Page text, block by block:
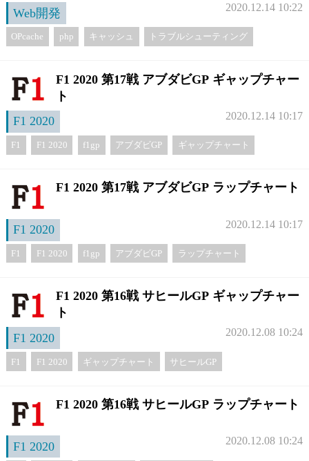
Web開発
2020.12.14 10:22
OPcache php キャッシュ トラブルシューティング
F1 2020 第17戦 アブダビGP ギャップチャー
ト
F1 2020
2020.12.14 10:17
F1 F1 2020 f1gp アブダビGP ギャップチャート
F1 2020 第17戦 アブダビGP ラップチャート
F1 2020 2020.12.14 10:17
F1 F1 2020 f1gp アブダビGP ラップチャート
F1 2020 第16戦 サヒールGP ギャップチャー
ト
F1 2020
2020.12.08 10:24
F1 F1 2020 ギャップチャート サヒールGP
F1 2020 第16戦 サヒールGP ラップチャート
F1 2020 2020.12.08 10:24